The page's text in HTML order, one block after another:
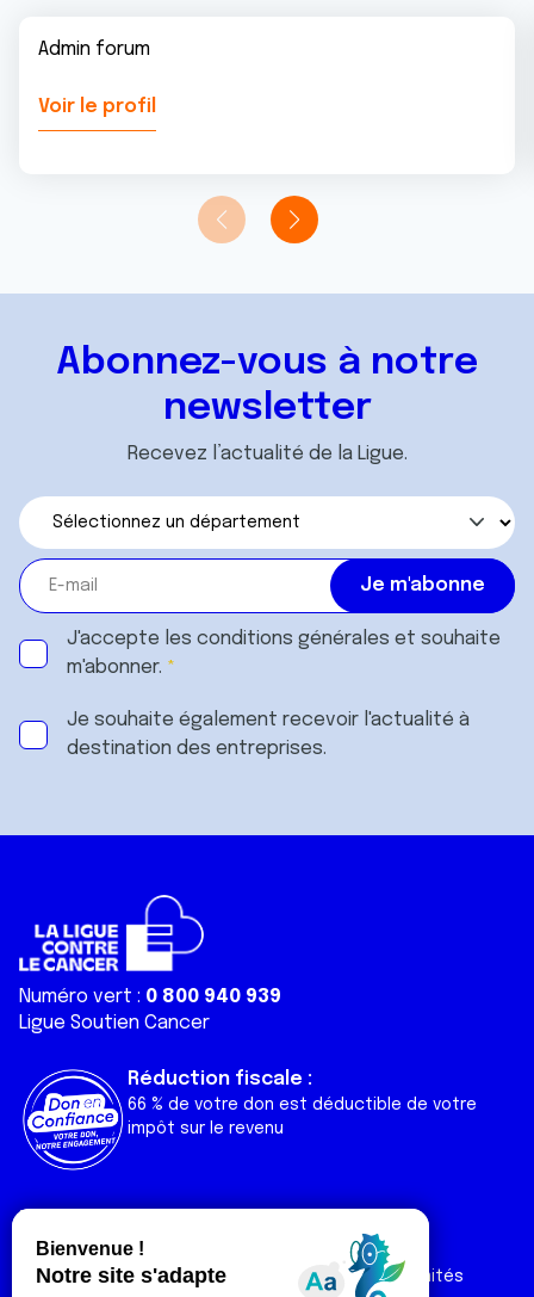
Admin forum
Voir le profil
Abonnez-vous à notre
newsletter
Recevez l’actualité de la Ligue.
J'accepte les conditions générales et souhaite
m'abonner.
Je souhaite également recevoir l'actualité à
destination des entreprises.
Numéro vert : 0 800 940 939
Ligue Soutien Cancer
Réduction fiscale :
66 % de votre don est déductible de votre
impôt sur le revenu
Liens utiles
Nos actualités
Nos publications
Espace Ligue & comités